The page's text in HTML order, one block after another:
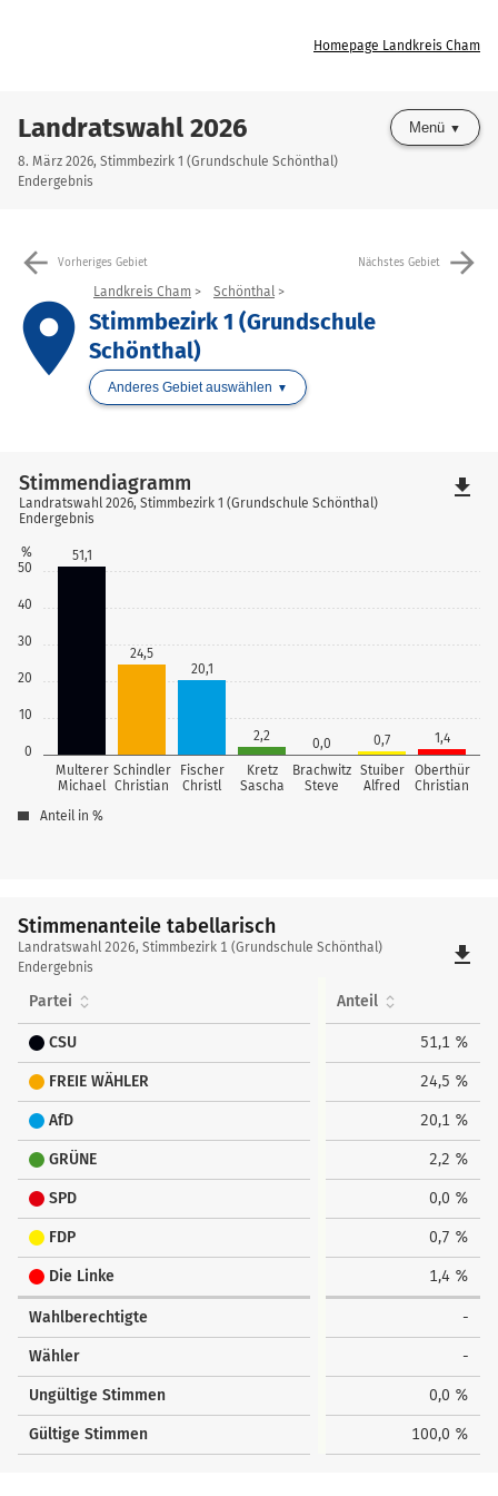
Homepage Landkreis Cham
Landratswahl 2026
8. März 2026, Stimmbezirk 1 (Grundschule Schönthal)
Endergebnis
Menü
arrow_back Vorheriges Gebiet Nächstes Gebiet arrow_forward
place
Landkreis Cham Schönthal
Stimmbezirk 1 (Grundschule
Schönthal)
Anderes Gebiet auswählen
0
10
20
30
40
50
%
Multerer
Michael
Schindler
Christian
Fischer
Christl
Kretz
Sascha
Brachwitz
Steve
Stuiber
Alfred
Oberthür
Christian
51,1
24,5
20,1
2,2 0,0 0,7 1,4
Stimmendiagramm
Landratswahl 2026, Stimmbezirk 1 (Grundschule Schönthal)
Endergebnis
Anteil in %
file_download
Stimmenanteile tabellarisch
Stimmenanteile
tabellarisch
Landratswahl 2026, Stimmbezirk 1 (Grundschule Schönthal)
Endergebnis
file_download
Partei Anteil
CSU 51,1 %
FREIE WÄHLER 24,5 %
AfD 20,1 %
GRÜNE 2,2 %
SPD 0,0 %
FDP 0,7 %
Die Linke 1,4 %
Wahlberechtigte -
Wähler -
Ungültige Stimmen 0,0 %
Gültige Stimmen 100,0 %